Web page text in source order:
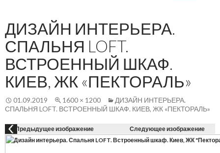
ДИЗАЙН ИНТЕРЬЕРА.
СПАЛЬНЯ LOFT.
ВСТРОЕННЫЙ ШКАФ.
КИЕВ, ЖК «ПЕКТОРАЛЬ»
01.09.2019 1600 × 1200
ДИЗАЙН ИНТЕРЬЕРА.
СПАЛЬНЯ LOFT. ВСТРОЕННЫЙ ШКАФ. КИЕВ, ЖК «ПЕКТОРАЛЬ»
Предыдущее изображение Следующее изображение